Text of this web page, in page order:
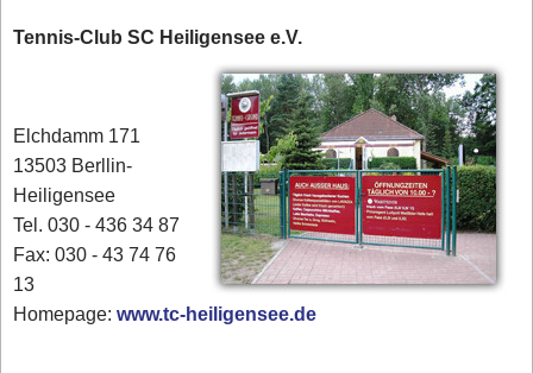
Tennis-Club SC Heiligensee e.V.
Elchdamm 171
13503 Berllin-
Heiligensee
Tel. 030 - 436 34 87
​Fax: 030 - 43 74 76
13
Homepage:www.tc-heiligensee.de